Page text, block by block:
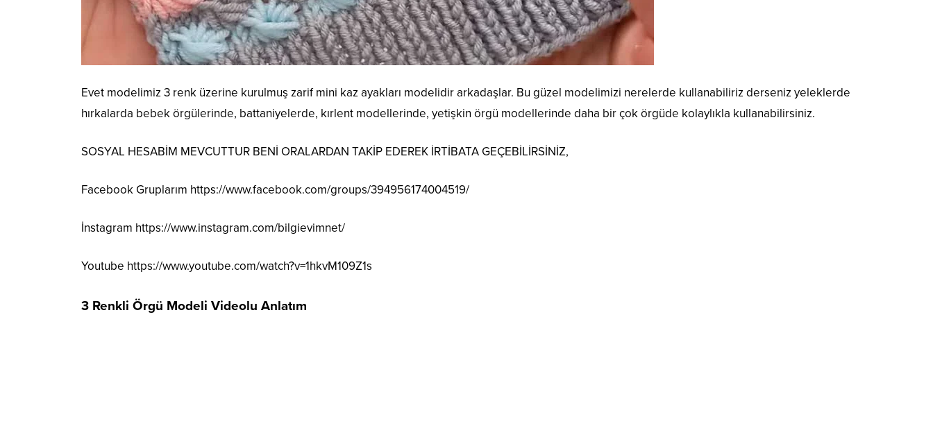
Evet modelimiz 3 renk üzerine kurulmuş zarif mini kaz ayakları modelidir arkadaşlar. Bu güzel modelimizi nerelerde kullanabiliriz derseniz yeleklerde
hırkalarda bebek örgülerinde, battaniyelerde, kırlent modellerinde, yetişkin örgü modellerinde daha bir çok örgüde kolaylıkla kullanabilirsiniz.
SOSYAL HESABİM MEVCUTTUR BENİ ORALARDAN TAKİP EDEREK İRTİBATA GEÇEBİLİRSİNİZ,
Facebook Gruplarım https://www.facebook.com/groups/394956174004519/
İnstagram https://www.instagram.com/bilgievimnet/
Youtube https://www.youtube.com/watch?v=1hkvM109Z1s
3 Renkli Örgü Modeli Videolu Anlatım